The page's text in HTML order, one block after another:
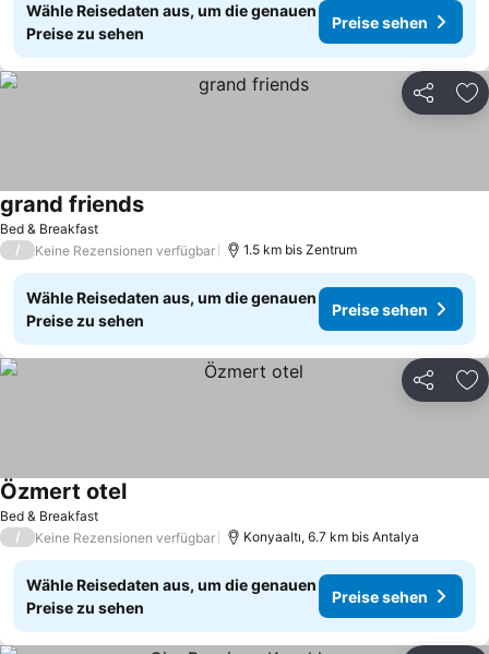
Wähle Reisedaten aus, um die genauen
Preise zu sehen
Preise sehen
Teilen
Bed & Breakfast
grand friends
/ Keine Rezensionen verfügbar 1.5 km bis Zentrum
Wähle Reisedaten aus, um die genauen
Preise zu sehen
Preise sehen
Teilen
Bed & Breakfast
Özmert otel
/ Keine Rezensionen verfügbar Konyaaltı, 6.7 km bis Antalya
Wähle Reisedaten aus, um die genauen
Preise zu sehen
Preise sehen